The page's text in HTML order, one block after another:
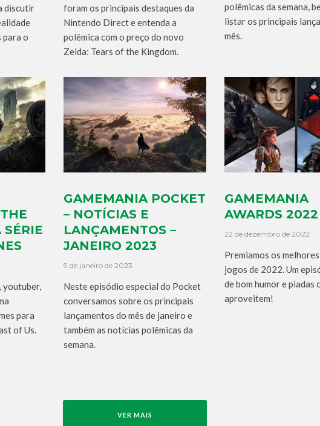
discutir
para o
foram os principais destaques da
Nintendo Direct e entenda a
polêmica com o preço do novo
Zelda: Tears of the Kingdom.
polêmicas da semana,
listar os principais
mês.
SÉRIE
youtuber,
para
of Us.
GAMEMANIA POCKET
– NOTÍCIAS E
LANÇAMENTOS –
JANEIRO 2023
9 de janeiro de 2023
Neste episódio especial do Pocket
conversamos sobre os principais
lançamentos do mês de janeiro e
também as notícias polêmicas da
semana.
GAMEMANIA
AWARDS 2022
22 de dezembro de 2022
Premiamos os
jogos de 2022. Um
de bom humor e piadas
aproveitem!
VER MAIS